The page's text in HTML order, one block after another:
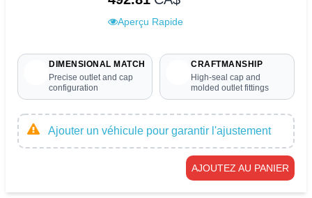
Aperçu Rapide
DIMENSIONAL MATCH
Precise outlet and cap
configuration
CRAFTMANSHIP
High-seal cap and
molded outlet fittings
Ajouter un véhicule pour garantir l'ajustement
AJOUTEZ AU PANIER